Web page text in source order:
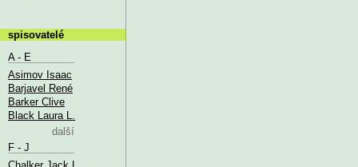
spisovatelé
A - E
Asimov Isaac
Barjavel René
Barker Clive
Black Laura L.
další
F - J